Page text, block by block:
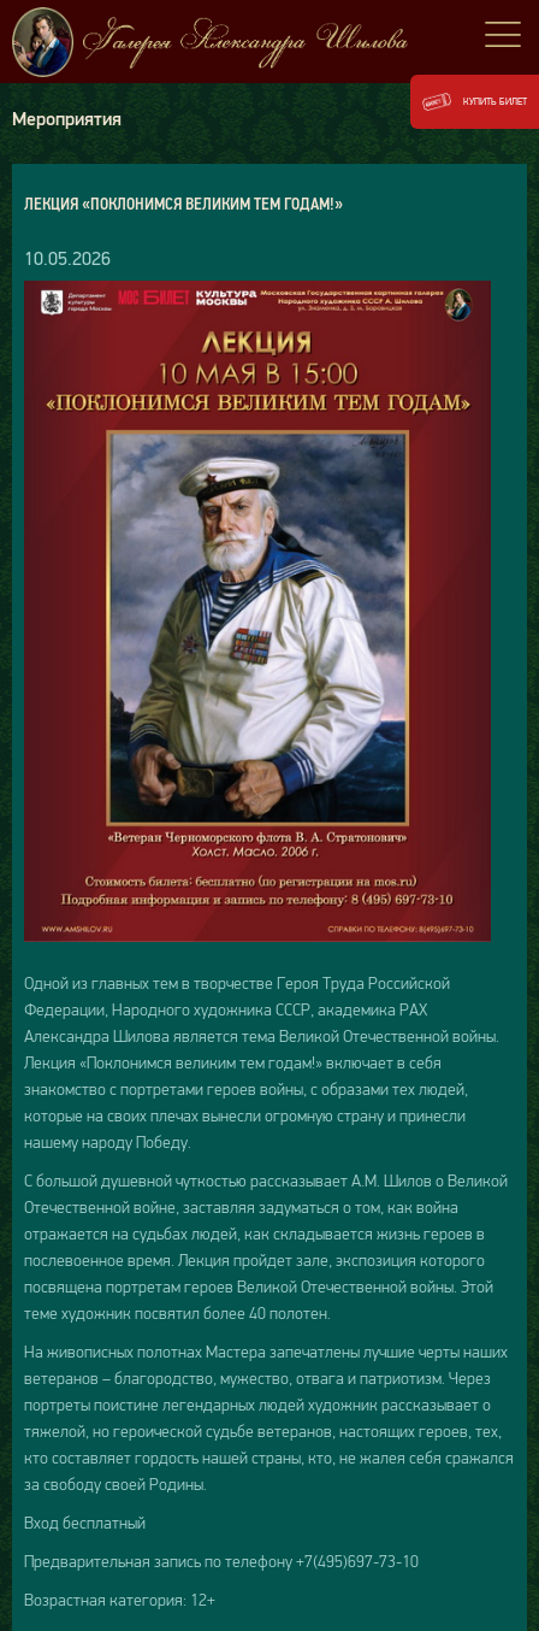
Мероприятия
ЛЕКЦИЯ «ПОКЛОНИМСЯ ВЕЛИКИМ ТЕМ ГОДАМ!»
10.05.2026
Одной из главных тем в творчестве Героя Труда Российской
Федерации, Народного художника СССР, академика РАХ
Александра Шилова является тема Великой Отечественной войны.
Лекция «Поклонимся великим тем годам!» включает в себя
знакомство с портретами героев войны, с образами тех людей,
которые на своих плечах вынесли огромную страну и принесли
нашему народу Победу.
С большой душевной чуткостью рассказывает А.М. Шилов о Великой
Отечественной войне, заставляя задуматься о том, как война
отражается на судьбах людей, как складывается жизнь героев в
послевоенное время. Лекция пройдет зале, экспозиция которого
посвящена портретам героев Великой Отечественной войны. Этой
теме художник посвятил более 40 полотен.
На живописных полотнах Мастера запечатлены лучшие черты наших
ветеранов – благородство, мужество, отвага и патриотизм. Через
портреты поистине легендарных людей художник рассказывает о
тяжелой, но героической судьбе ветеранов, настоящих героев, тех,
кто составляет гордость нашей страны, кто, не жалея себя сражался
за свободу своей Родины.
Вход бесплатный
Предварительная запись по телефону +7(495)697-73-10
Возрастная категория: 12+
КУПИТЬ БИЛЕТ